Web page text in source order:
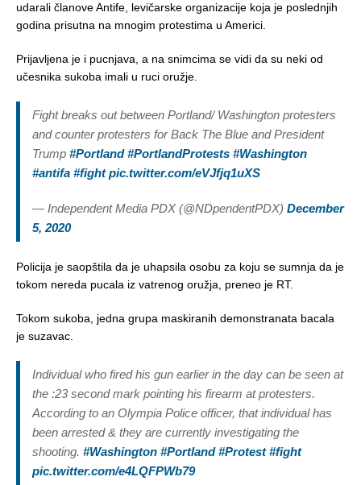
udarali članove Antife, levičarske organizacije koja je poslednjih
godina prisutna na mnogim protestima u Americi.
Prijavljena je i pucnjava, a na snimcima se vidi da su neki od
učesnika sukoba imali u ruci oružje.
Fight breaks out between Portland/ Washington protesters
and counter protesters for Back The Blue and President
Trump #Portland #PortlandProtests #Washington
#antifa #fight pic.twitter.com/eVJfjq1uXS
— Independent Media PDX (@NDpendentPDX) December
5, 2020
Policija je saopštila da je uhapsila osobu za koju se sumnja da je
tokom nereda pucala iz vatrenog oružja, preneo je RT.
Tokom sukoba, jedna grupa maskiranih demonstranata bacala
je suzavac.
Individual who fired his gun earlier in the day can be seen at
the :23 second mark pointing his firearm at protesters.
According to an Olympia Police officer, that individual has
been arrested & they are currently investigating the
shooting. #Washington #Portland #Protest #fight
pic.twitter.com/e4LQFPWb79